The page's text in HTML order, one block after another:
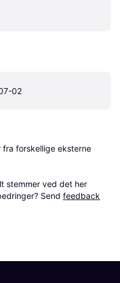
02
forskellige eksterne
stemmer ved det her
Send feedback